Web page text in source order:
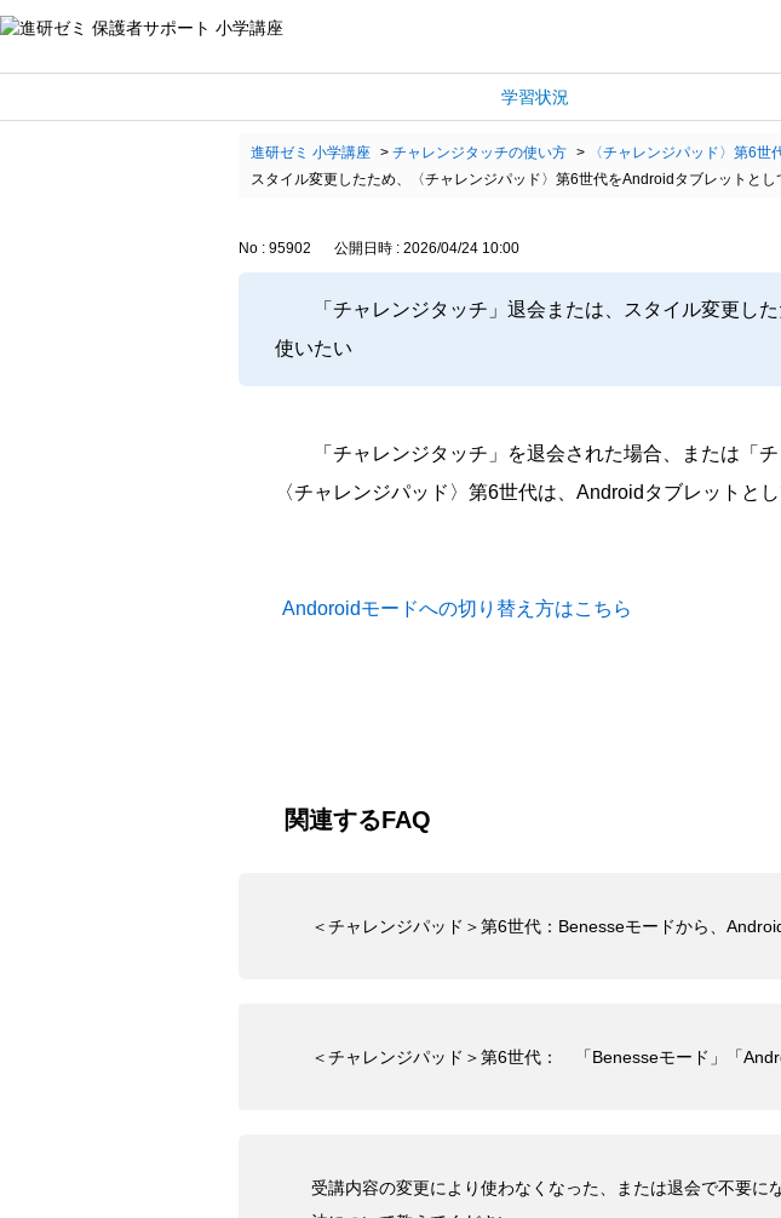
学習状況
進研ゼミ 小学講座 > チャレンジタッチの使い方 > 〈チャレンジパッド〉第6世
スタイル変更したため、〈チャレンジパッド〉第6世代をAndroidタブレットとし
No : 95902 公開日時 : 2026/04/24 10:00
「チャレンジタッチ」退会または、スタイル変更し
使いたい
「チャレンジタッチ」を退会された場合、または「
〈チャレンジパッド〉第6世代は、Androidタブレットと
Andoroidモードへの切り替え方はこちら
関連するFAQ
＜チャレンジパッド＞第6世代：Benesseモードから、
＜チャレンジパッド＞第6世代： 「Benesseモード」「
受講内容の変更により使わなくなった、または退会で不要